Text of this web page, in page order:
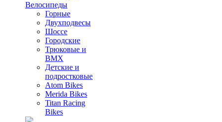
Велосипеды
Горные
Двухподвесы
Шоссе
Городские
Трюковые и
BMX
Детские и
подростковые
Atom Bikes
Merida Bikes
Titan Racing
Bikes